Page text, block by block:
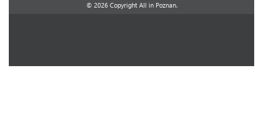
© 2026 Copyright All in Poznan.